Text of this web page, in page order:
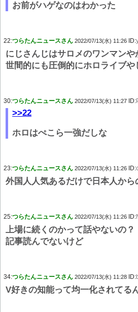
お前がハゲなのはわかった
22:つらたんニュースさん 2022/07/13(水) 11:26 ID:
にじさんじはサロメのワンマンや
世間的にも圧倒的にホロライブや
30:つらたんニュースさん 2022/07/13(水) 11:27 ID:
>>22
ホロはぺこら一強だしな
23:つらたんニュースさん 2022/07/13(水) 11:26 ID:
外国人人気あるだけで日本人から
25:つらたんニュースさん 2022/07/13(水) 11:26 ID:
上場に続くのかって話やないの？
記事読んでないけど
34:つらたんニュースさん 2022/07/13(水) 11:28 ID:
V好きの知能って均一化されてる